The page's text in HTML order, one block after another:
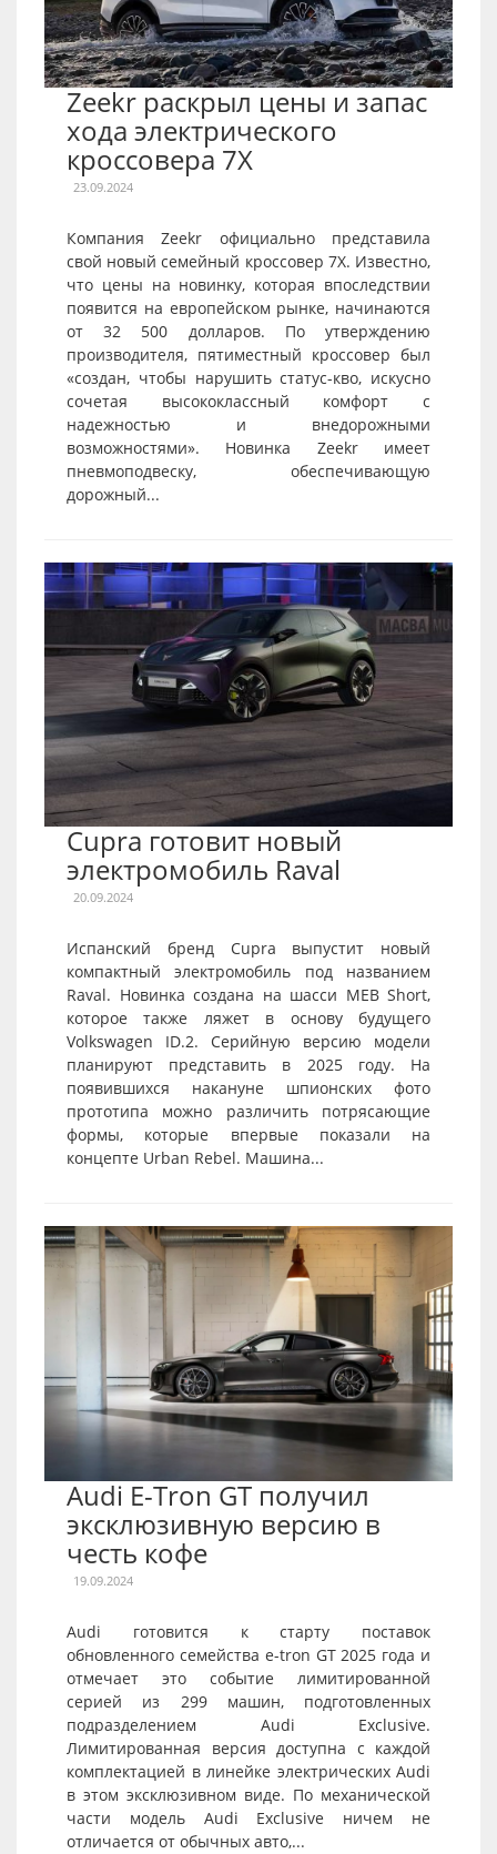
Zeekr раскрыл цены и запас
хода электрического
кроссовера 7X
23.09.2024
Компания Zeekr официально представила
свой новый семейный кроссовер 7X. Известно,
что цены на новинку, которая впоследствии
появится на европейском рынке, начинаются
от 32 500 долларов. По утверждению
производителя, пятиместный кроссовер был
«создан, чтобы нарушить статус-кво, искусно
сочетая высококлассный комфорт с
надежностью и внедорожными
возможностями». Новинка Zeekr имеет
пневмоподвеску, обеспечивающую
дорожный...
Cupra готовит новый
электромобиль Raval
20.09.2024
Испанский бренд Cupra выпустит новый
компактный электромобиль под названием
Raval. Новинка создана на шасси MEB Short,
которое также ляжет в основу будущего
Volkswagen ID.2. Серийную версию модели
планируют представить в 2025 году. На
появившихся накануне шпионских фото
прототипа можно различить потрясающие
формы, которые впервые показали на
концепте Urban Rebel. Машина...
Audi E-Tron GT получил
эксклюзивную версию в
честь кофе
19.09.2024
Audi готовится к старту поставок
обновленного семейства e-tron GT 2025 года и
отмечает это событие лимитированной
серией из 299 машин, подготовленных
подразделением Audi Exclusive.
Лимитированная версия доступна с каждой
комплектацией в линейке электрических Audi
в этом эксклюзивном виде. По механической
части модель Audi Exclusive ничем не
отличается от обычных авто,...